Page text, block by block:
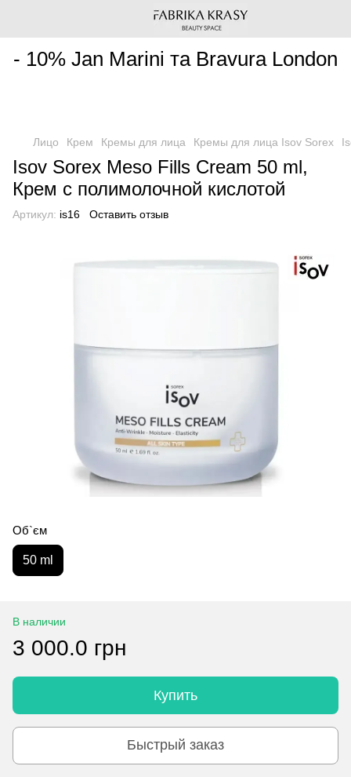
- 10% Jan Marini та Bravura London
Лицо Крем Кремы для лица Кремы для лица Isov Sorex
Isov Sorex Meso Fills Cream 50 ml,
Крем с полимолочной кислотой
Артикул: is16 Оставить отзыв
Об`єм
50 ml
В наличии
3 000.0 грн
Купить
Быстрый заказ